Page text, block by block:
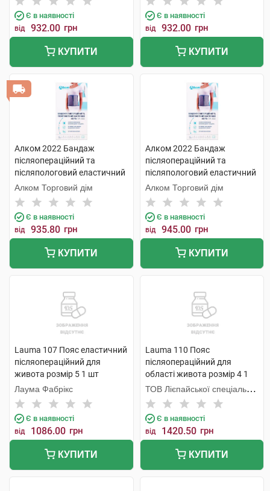
Є в наявності
від 932.00 грн
КУПИТИ
Є в наявності
від 932.00 грн
КУПИТИ
Алком 2022 Бандаж
післяопераційний та
післяпологовий еластичний
Євро розмір 3 1 шт
Алком Торговий дім
Є в наявності
від 935.80 грн
КУПИТИ
Алком 2022 Бандаж
післяопераційний та
післяпологовий еластичний
Євро розмір 4 1 шт
Алком Торговий дім
Є в наявності
від 945.00 грн
КУПИТИ
Lauma 107 Пояс еластичний
післяопераційний для
живота розмір 5 1 шт
Лаума Фабрікс
Є в наявності
від 1086.00 грн
КУПИТИ
Lauma 110 Пояс
післяопераційний для
області живота розмір 4 1
шт
ТОВ Лієпайської спеціальної
економічної зони Лаума
Медікал,
Є в наявності
від 1420.50 грн
КУПИТИ